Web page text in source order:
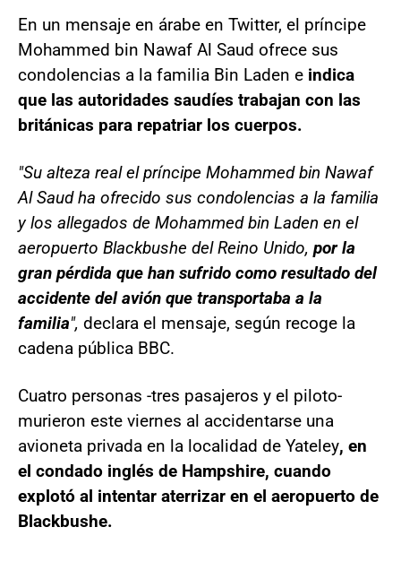
En un mensaje en árabe en Twitter, el príncipe
Mohammed bin Nawaf Al Saud ofrece sus
condolencias a la familia Bin Laden e indica
que las autoridades saudíes trabajan con las
británicas para repatriar los cuerpos.
"Su alteza real el príncipe Mohammed bin Nawaf
Al Saud ha ofrecido sus condolencias a la familia
y los allegados de Mohammed bin Laden en el
aeropuerto Blackbushe del Reino Unido, por la
gran pérdida que han sufrido como resultado del
accidente del avión que transportaba a la
familia", declara el mensaje, según recoge la
cadena pública BBC.
Cuatro personas -tres pasajeros y el piloto-
murieron este viernes al accidentarse una
avioneta privada en la localidad de Yateley, en
el condado inglés de Hampshire, cuando
explotó al intentar aterrizar en el aeropuerto de
Blackbushe.